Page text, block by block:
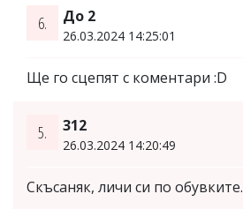
6. До 2
26.03.2024 14:25:01
Ще го сцепят с коментари :D
5. 312
26.03.2024 14:20:49
Скъсаняк, личи си по обувките.